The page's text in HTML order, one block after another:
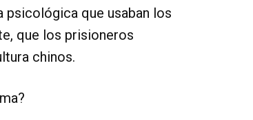
que usaban los
que los prisioneros
chinos.